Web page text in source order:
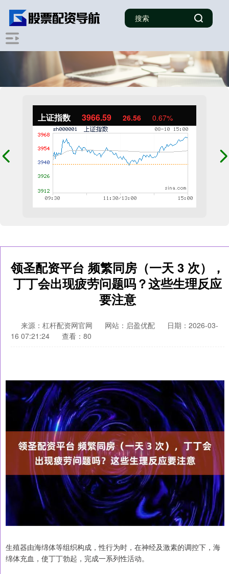
上证指数 3966.59 26.56 0.67%
领圣配资平台 频繁同房（一天 3 次），
丁丁会出现疲劳问题吗？这些生理反应
要注意
来源：杠杆配资网官网 网站：启盈优配
日期：2026-03-
16 07:21:24
查看：80
生殖器由海绵体等组织构成，性行为时，在神经及激素的调控下，海
绵体充血，使丁丁勃起，完成一系列性活动。